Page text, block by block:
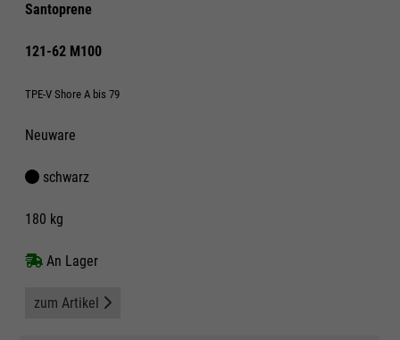
Santoprene
121-62 M100
TPE-V Shore A bis 79
Neuware
schwarz
180 kg
An Lager
zum Artikel